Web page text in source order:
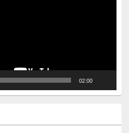
02:00